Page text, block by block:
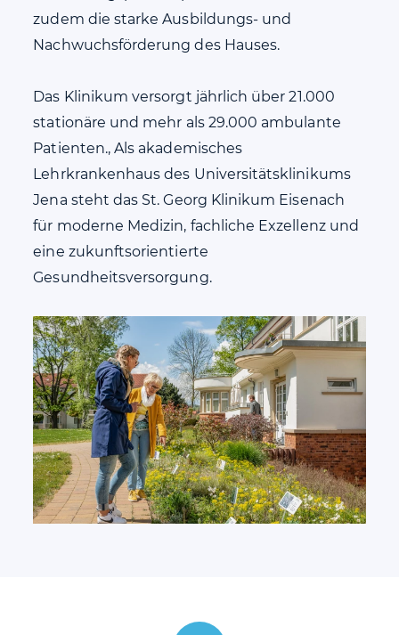
zudem die starke Ausbildungs- und
Nachwuchsförderung des Hauses.
Das Klinikum versorgt jährlich über 21.000
stationäre und mehr als 29.000 ambulante
Patienten., Als akademisches
Lehrkrankenhaus des Universitätsklinikums
Jena steht das St. Georg Klinikum Eisenach
für moderne Medizin, fachliche Exzellenz und
eine zukunftsorientierte
Gesundheitsversorgung.